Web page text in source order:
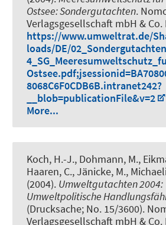
Ostsee: Sondergutachten.
Verlagsgesellschaft mbH & Co.
https://www.umweltrat.de/
loads/DE/
8068C6F0CDB6B.intranet242?
__blob=publicationFile&v=2
More...
Koch, H.-J., Dohmann, M.,
Haaren, C., Jänicke, M.,
(2004). Umweltgutachten 2004:
Umweltpolitische
(Drucksache; No. 15/3600).
Verlagsgesellschaft mbH & Co.